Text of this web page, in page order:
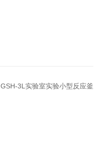
GSH-3L实验室实验小型反应釜